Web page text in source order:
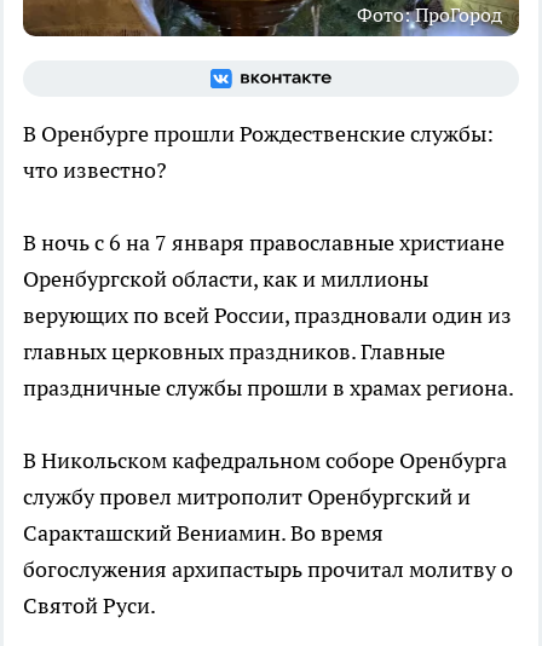
Фото: ПроГород
В Оренбурге прошли Рождественские службы:
что известно?
В ночь с 6 на 7 января православные христиане
Оренбургской области, как и миллионы
верующих по всей России, праздновали один из
главных церковных праздников. Главные
праздничные службы прошли в храмах региона.
В Никольском кафедральном соборе Оренбурга
службу провел митрополит Оренбургский и
Саракташский Вениамин. Во время
богослужения архипастырь прочитал молитву о
Святой Руси.